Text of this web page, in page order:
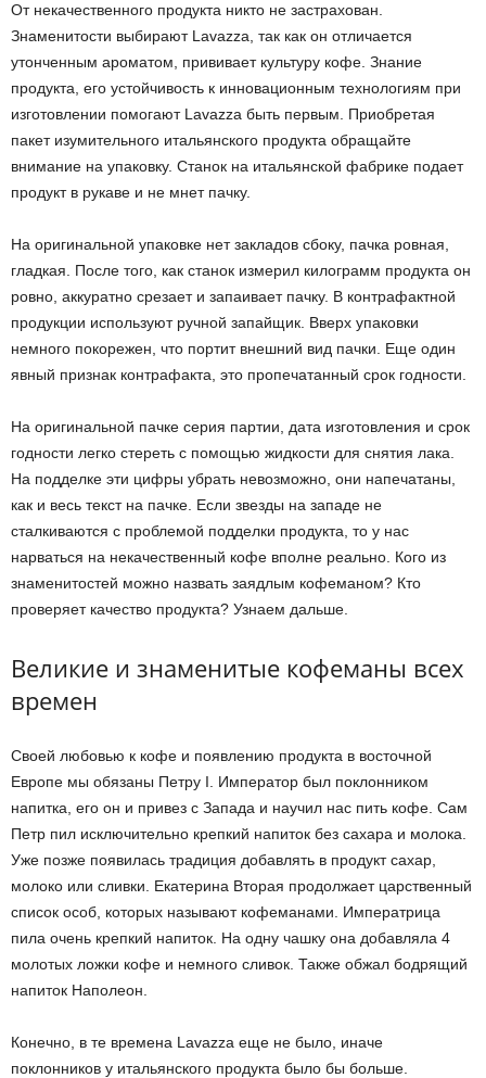
От некачественного продукта никто не застрахован.
Знаменитости выбирают Lavazza, так как он отличается
утонченным ароматом, прививает культуру кофе. Знание
продукта, его устойчивость к инновационным технологиям при
изготовлении помогают Lavazza быть первым. Приобретая
пакет изумительного итальянского продукта обращайте
внимание на упаковку. Станок на итальянской фабрике подает
продукт в рукаве и не мнет пачку.
На оригинальной упаковке нет закладов сбоку, пачка ровная,
гладкая. После того, как станок измерил килограмм продукта он
ровно, аккуратно срезает и запаивает пачку. В контрафактной
продукции используют ручной запайщик. Вверх упаковки
немного покорежен, что портит внешний вид пачки. Еще один
явный признак контрафакта, это пропечатанный срок годности.
На оригинальной пачке серия партии, дата изготовления и срок
годности легко стереть с помощью жидкости для снятия лака.
На подделке эти цифры убрать невозможно, они напечатаны,
как и весь текст на пачке. Если звезды на западе не
сталкиваются с проблемой подделки продукта, то у нас
нарваться на некачественный кофе вполне реально. Кого из
знаменитостей можно назвать заядлым кофеманом? Кто
проверяет качество продукта? Узнаем дальше.
Великие и знаменитые кофеманы всех
времен
Своей любовью к кофе и появлению продукта в восточной
Европе мы обязаны Петру I. Император был поклонником
напитка, его он и привез с Запада и научил нас пить кофе. Сам
Петр пил исключительно крепкий напиток без сахара и молока.
Уже позже появилась традиция добавлять в продукт сахар,
молоко или сливки. Екатерина Вторая продолжает царственный
список особ, которых называют кофеманами. Императрица
пила очень крепкий напиток. На одну чашку она добавляла 4
молотых ложки кофе и немного сливок. Также обжал бодрящий
напиток Наполеон.
Конечно, в те времена Lavazza еще не было, иначе
поклонников у итальянского продукта было бы больше.